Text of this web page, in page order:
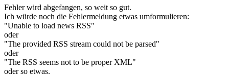
Fehler wird abgefangen, so weit so gut.
Ich würde noch die Fehlermeldung etwas umformulieren:
"Unable to load news RSS"
oder
"The provided RSS stream could not be parsed"
oder
"The RSS seems not to be proper XML"
oder so etwas.